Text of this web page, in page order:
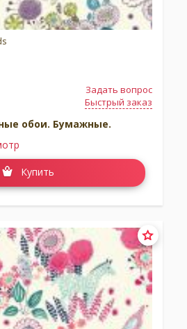
Задать вопрос
Быстрый заказ
обои. Бумажные.
Купить